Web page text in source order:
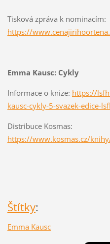
Tisková zpráva k nominacím:
https://
Emma Kausc: Cykly
Informace o knize: https://
kausc-cykly-5-svazek-edice-
Distribuce Kosmas:
https://www.kosmas.cz/
Štítky:
Emma Kausc